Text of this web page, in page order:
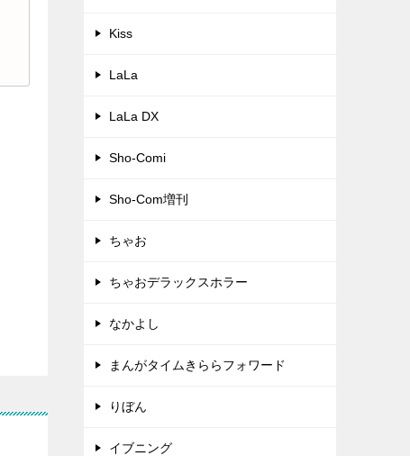
Kiss
LaLa
LaLa DX
Sho-Comi
Sho-Com増刊
ちゃお
ちゃおデラックスホラー
なかよし
まんがタイムきららフォワード
りぼん
イブニング